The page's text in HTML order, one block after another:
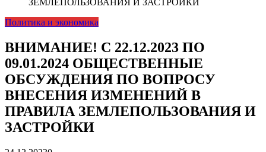
ЗЕМЛЕПОЛЬЗОВАНИЯ И ЗАСТРОЙКИ
Политика и экономика
ВНИМАНИЕ! С 22.12.2023 ПО
09.01.2024 ОБЩЕСТВЕННЫЕ
ОБСУЖДЕНИЯ ПО ВОПРОСУ
ВНЕСЕНИЯ ИЗМЕНЕНИЙ В
ПРАВИЛА ЗЕМЛЕПОЛЬЗОВАНИЯ И
ЗАСТРОЙКИ